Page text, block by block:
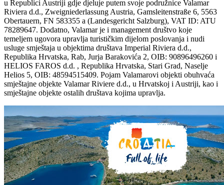
u Republici Austriji gdje djeluje putem svoje podružnice Valamar
Riviera d.d., Zweigniederlassung Austria, Gamsleitenstraße 6, 5563
Obertauern, FN 583355 a (Landesgericht Salzburg), VAT ID: ATU
78289647. Dodatno, Valamar je i management društvo koje
temeljem ugovora upravlja turističkim dijelom poslovanja i nudi
usluge smještaja u objektima društava Imperial Riviera d.d.,
Republika Hrvatska, Rab, Jurja Barakovića 2, OIB: 90896496260 i
HELIOS FAROS d.d. , Republika Hrvatska, Stari Grad, Naselje
Helios 5, OIB: 48594515409. Pojam Valamarovi objekti obuhvaća
smještajne objekte Valamar Riviere d.d., u Hrvatskoj i Austriji, kao i
smještajne objekte ostalih društava kojima upravlja.